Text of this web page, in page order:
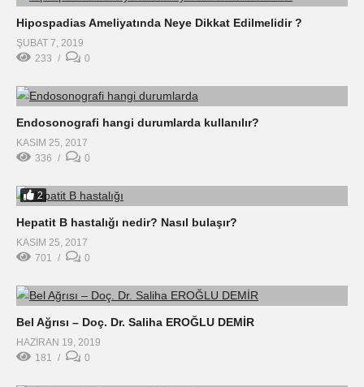
Hipospadias Ameliyatında Neye Dikkat Edilmelidir ?
ŞUBAT 7, 2019
233
0
Endosonografi hangi durumlarda kullanılır?
KASIM 25, 2017
336
0
2
Hepatit B hastalığı nedir? Nasıl bulaşır?
KASIM 25, 2017
701
0
Bel Ağrısı – Doç. Dr. Saliha EROĞLU DEMİR
HAZIRAN 19, 2019
181
0